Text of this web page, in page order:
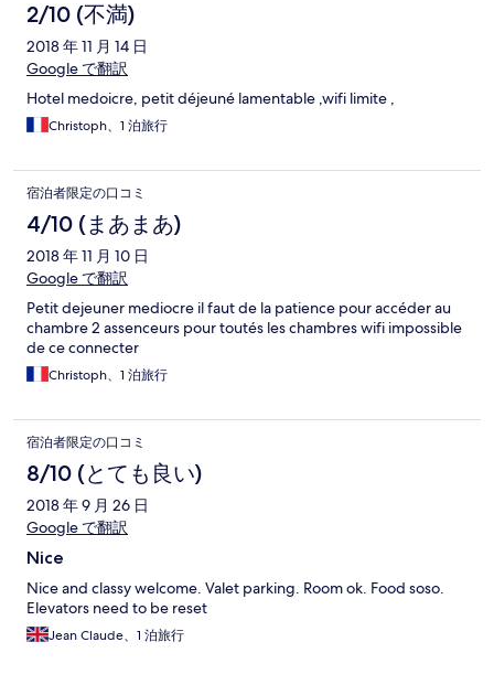
2/10 (不満)
2018 年 11 月 14 日
Google で翻訳
Hotel medoicre, petit déjeuné lamentable ,wifi limite ,
Christoph、1 泊旅行
宿泊者限定の口コミ
4/10 (まあまあ)
2018 年 11 月 10 日
Google で翻訳
Petit dejeuner mediocre il faut de la patience pour accéder au
chambre 2 assenceurs pour toutés les chambres wifi impossible
de ce connecter
Christoph、1 泊旅行
宿泊者限定の口コミ
8/10 (とても良い)
2018 年 9 月 26 日
Google で翻訳
Nice
Nice and classy welcome. Valet parking. Room ok. Food soso.
Elevators need to be reset
Jean Claude、1 泊旅行